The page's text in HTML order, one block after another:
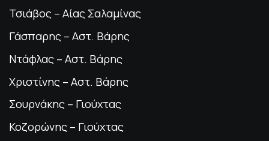
Τσιάβος – Αίας Σαλαμίνας
Γάσπαρης – Αστ. Βάρης
Ντάφλας – Αστ. Βάρης
Χριστίνης – Αστ. Βάρης
Σουρνάκης – Γιούχτας
Κοζορώνης – Γιούχτας